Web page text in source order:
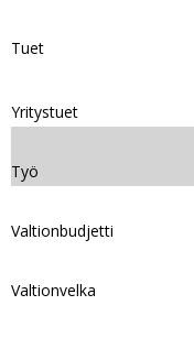
Tuet
Yritystuet
Työ
Valtionbudjetti
Valtionvelka